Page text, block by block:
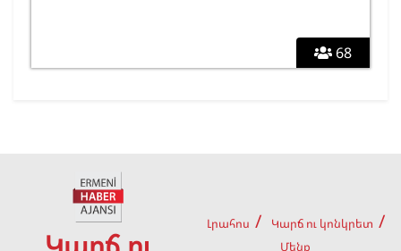
68
Լրահոս
Կարճ ու կոնկրետ
Մենք